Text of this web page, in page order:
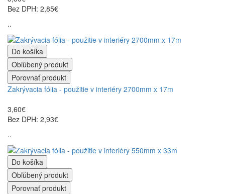
Bez DPH: 2,85€
..
Do košíka
Obľúbený produkt
Porovnať produkt
Zakrývacia fólia - použitie v interiéry 2700mm x 17m
3,60€
Bez DPH: 2,93€
..
Do košíka
Obľúbený produkt
Porovnať produkt